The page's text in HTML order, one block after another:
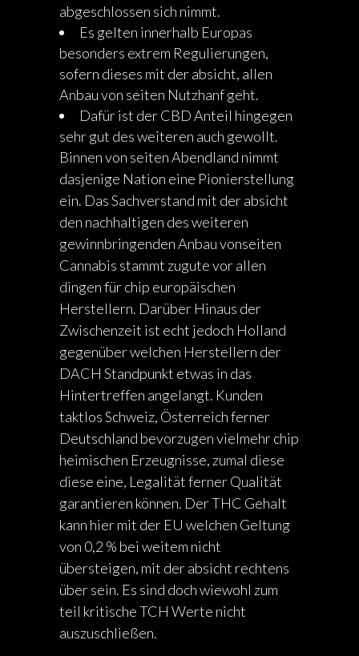
abgeschlossen sich nimmt.
Es gelten innerhalb Europas
besonders extrem Regulierungen,
sofern dieses mit der absicht, allen
Anbau von seiten Nutzhanf geht.
Dafür ist der CBD Anteil hingegen
sehr gut des weiteren auch gewollt.
Binnen von seiten Abendland nimmt
dasjenige Nation eine Pionierstellung
ein. Das Sachverstand mit der absicht
den nachhaltigen des weiteren
gewinnbringenden Anbau vonseiten
Cannabis stammt zugute vor allen
dingen für chip europäischen
Herstellern. Darüber Hinaus der
Zwischenzeit ist echt jedoch Holland
gegenüber welchen Herstellern der
DACH Standpunkt etwas in das
Hintertreffen angelangt. Kunden
taktlos Schweiz, Österreich ferner
Deutschland bevorzugen vielmehr chip
heimischen Erzeugnisse, zumal diese
diese eine, Legalität ferner Qualität
garantieren können. Der THC Gehalt
kann hier mit der EU welchen Geltung
von 0,2 % bei weitem nicht
übersteigen, mit der absicht rechtens
über sein. Es sind doch wiewohl zum
teil kritische TCH Werte nicht
auszuschließen.